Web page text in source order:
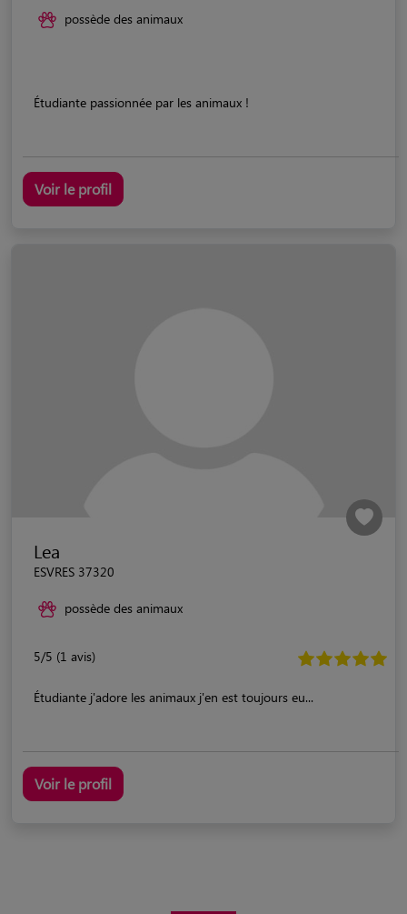
possède des animaux
Étudiante passionnée par les animaux !
Voir le profil
Lea
ESVRES 37320
possède des animaux
5/5 (1 avis)
Étudiante j'adore les animaux j'en est toujours eu...
Voir le profil